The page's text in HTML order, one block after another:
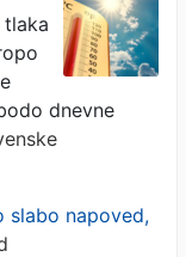
°C
tlaka
dnevne
slabo napoved,